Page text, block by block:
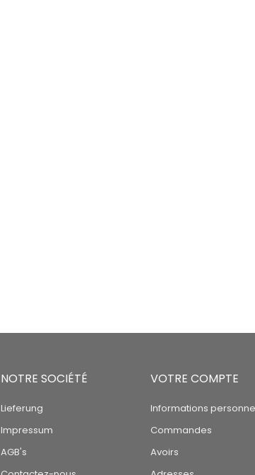
NOTRE SOCIÉTÉ
Lieferung
Impressum
AGB's
VOTRE COMPTE
Informations
Commandes
Avoirs